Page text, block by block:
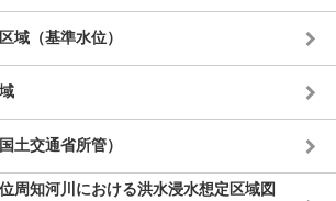
域（基準水位）
土交通省所管）
周知河川における洪水浸水想定区域図